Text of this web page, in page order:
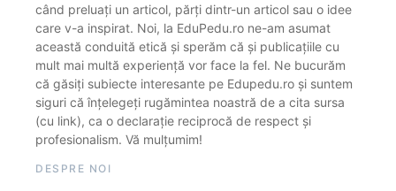
când preluați un articol, părți dintr-un articol sau o idee
care v-a inspirat. Noi, la EduPedu.ro ne-am asumat
această conduită etică și sperăm că și publicațiile cu
mult mai multă experiență vor face la fel. Ne bucurăm
că găsiți subiecte interesante pe Edupedu.ro și suntem
siguri că înțelegeți rugămintea noastră de a cita sursa
(cu link), ca o declarație reciprocă de respect și
profesionalism. Vă mulțumim!
DESPRE NOI